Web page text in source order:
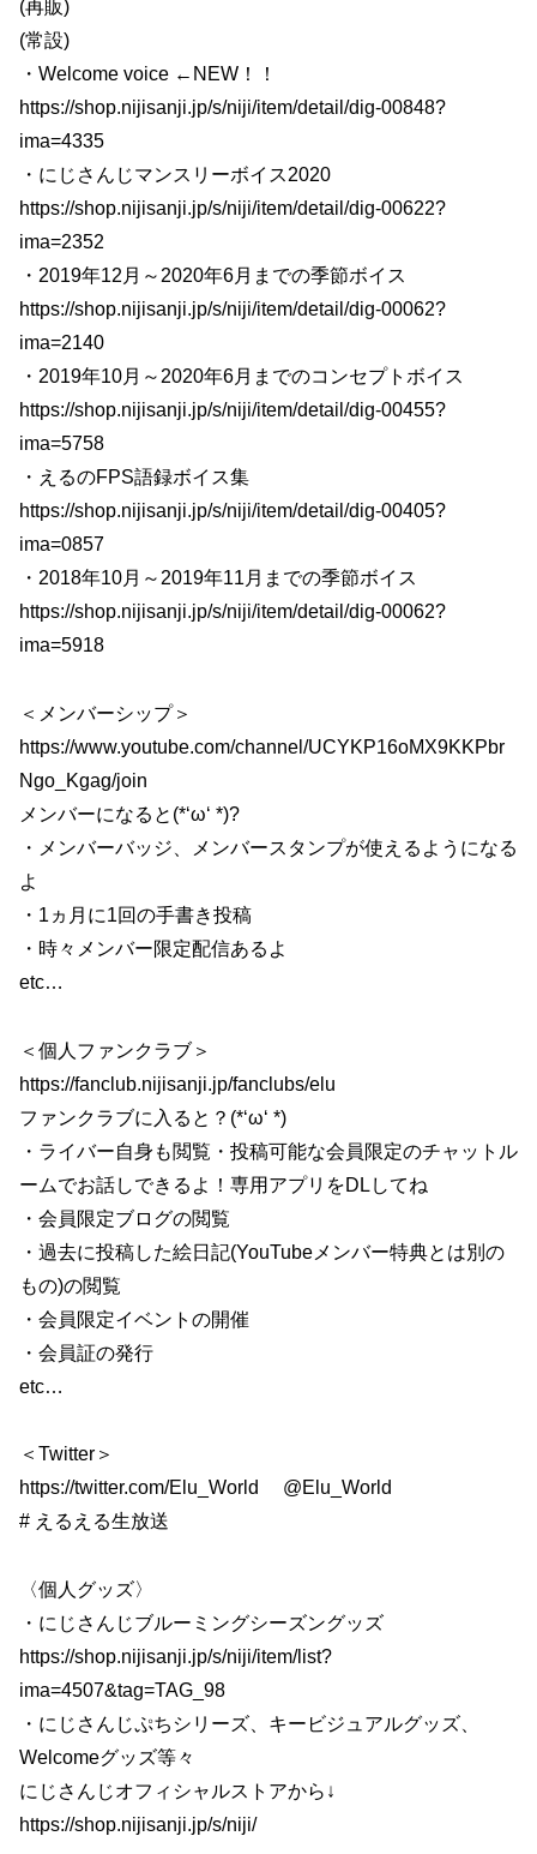
(再販)
(常設)
・Welcome voice ←NEW！！
https://shop.nijisanji.jp/s/niji/item/detail/dig-00848?
ima=4335
・にじさんじマンスリーボイス2020
https://shop.nijisanji.jp/s/niji/item/detail/dig-00622?
ima=2352
・2019年12月～2020年6月までの季節ボイス
https://shop.nijisanji.jp/s/niji/item/detail/dig-00062?
ima=2140
・2019年10月～2020年6月までのコンセプトボイス
https://shop.nijisanji.jp/s/niji/item/detail/dig-00455?
ima=5758
・えるのFPS語録ボイス集
https://shop.nijisanji.jp/s/niji/item/detail/dig-00405?
ima=0857
・2018年10月～2019年11月までの季節ボイス
https://shop.nijisanji.jp/s/niji/item/detail/dig-00062?
ima=5918
＜メンバーシップ＞
https://www.youtube.com/channel/UCYKP16oMX9KKPbr
Ngo_Kgag/join
メンバーになると(*‘ω‘ *)?
・メンバーバッジ、メンバースタンプが使えるようになる
よ
・1ヵ月に1回の手書き投稿
・時々メンバー限定配信あるよ
etc…
＜個人ファンクラブ＞
https://fanclub.nijisanji.jp/fanclubs/elu
ファンクラブに入ると？(*‘ω‘ *)
・ライバー自身も閲覧・投稿可能な会員限定のチャットル
ームでお話しできるよ！専用アプリをDLしてね
・会員限定ブログの閲覧
・過去に投稿した絵日記(YouTubeメンバー特典とは別の
もの)の閲覧
・会員限定イベントの開催
・会員証の発行
etc…
＜Twitter＞
https://twitter.com/Elu_World @Elu_World
# えるえる生放送
〈個人グッズ〉
・にじさんじブルーミングシーズングッズ
https://shop.nijisanji.jp/s/niji/item/list?
ima=4507&tag=TAG_98
・にじさんじぷちシリーズ、キービジュアルグッズ、
Welcomeグッズ等々
にじさんじオフィシャルストアから↓
https://shop.nijisanji.jp/s/niji/